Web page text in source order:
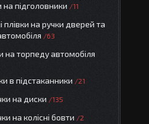
на підголовники
11
плівки на ручки дверей та
63
на торпеду автомобіля
в підстаканники 21
на диски 135
на колісні бовти 2